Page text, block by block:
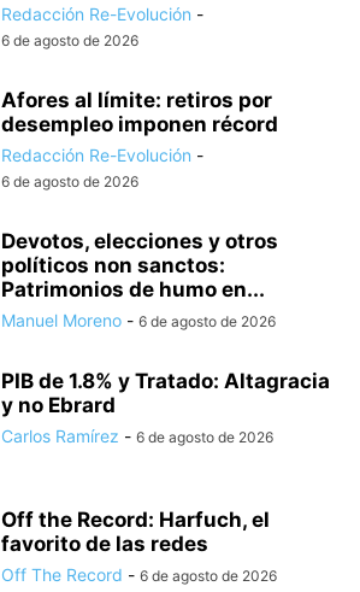
Redacción Re-Evolución -
6 de agosto de 2026
Afores al límite: retiros por
desempleo imponen récord
Redacción Re-Evolución -
6 de agosto de 2026
Devotos, elecciones y otros
políticos non sanctos:
Patrimonios de humo en...
Manuel Moreno - 6 de agosto de 2026
PIB de 1.8% y Tratado: Altagracia
y no Ebrard
Carlos Ramírez - 6 de agosto de 2026
Off the Record: Harfuch, el
favorito de las redes
Off The Record - 6 de agosto de 2026